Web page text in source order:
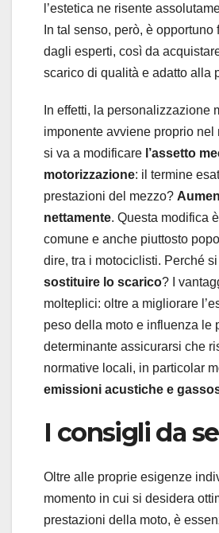
l’estetica ne risente
In tal senso, però, è
dagli esperti, così da
scarico di qualità e adatto alla
In effetti, la personalizzazione
imponente avviene proprio nel
si va a modificare l’assetto
motorizzazione: il termine
prestazioni del mezzo?
nettamente. Questa modifica
comune e anche piuttosto
dire, tra i motociclisti. Perché
sostituire lo scarico? I
molteplici: oltre a migliorare
peso della moto e influenza le
determinante assicurarsi che
normative locali, in particolar
emissioni acustiche e
I consigli da
Oltre alle proprie esigenze
momento in cui si desidera
prestazioni della moto, è